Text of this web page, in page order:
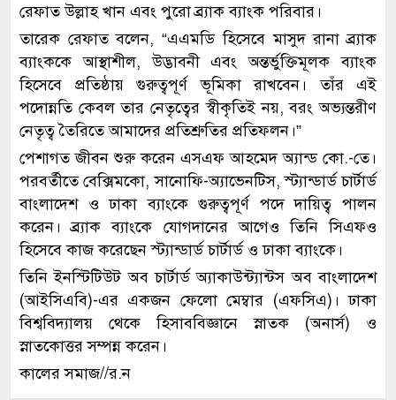
রেফাত উল্লাহ খান এবং পুরো ব্র্যাক ব্যাংক পরিবার।
তারেক রেফাত বলেন, “এএমডি হিসেবে মাসুদ রানা ব্র্যাক
ব্যাংককে আস্থাশীল, উদ্ভাবনী এবং অন্তর্ভুক্তিমূলক ব্যাংক
হিসেবে প্রতিষ্ঠায় গুরুত্বপূর্ণ ভূমিকা রাখবেন। তাঁর এই
পদোন্নতি কেবল তার নেতৃত্বের স্বীকৃতিই নয়, বরং অভ্যন্তরীণ
নেতৃত্ব তৈরিতে আমাদের প্রতিশ্রুতির প্রতিফলন।”
পেশাগত জীবন শুরু করেন এসএফ আহমেদ অ্যান্ড কো.-তে।
পরবর্তীতে বেক্সিমকো, সানোফি-অ্যাভেনটিস, স্ট্যান্ডার্ড চার্টার্ড
বাংলাদেশ ও ঢাকা ব্যাংকে গুরুত্বপূর্ণ পদে দায়িত্ব পালন
করেন। ব্র্যাক ব্যাংকে যোগদানের আগেও তিনি সিএফও
হিসেবে কাজ করেছেন স্ট্যান্ডার্ড চার্টার্ড ও ঢাকা ব্যাংকে।
তিনি ইনস্টিটিউট অব চার্টার্ড অ্যাকাউন্ট্যান্টস অব বাংলাদেশ
(আইসিএবি)-এর একজন ফেলো মেম্বার (এফসিএ)। ঢাকা
বিশ্ববিদ্যালয় থেকে হিসাববিজ্ঞানে স্নাতক (অনার্স) ও
স্নাতকোত্তর সম্পন্ন করেন।
কালের সমাজ//র.ন